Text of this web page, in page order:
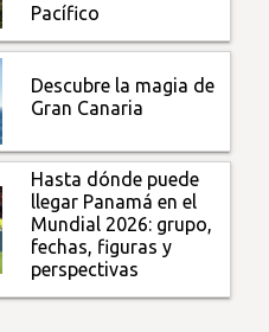
Pacífico
Descubre la magia de
Gran Canaria
Hasta dónde puede
llegar Panamá en el
Mundial 2026: grupo,
fechas, figuras y
perspectivas